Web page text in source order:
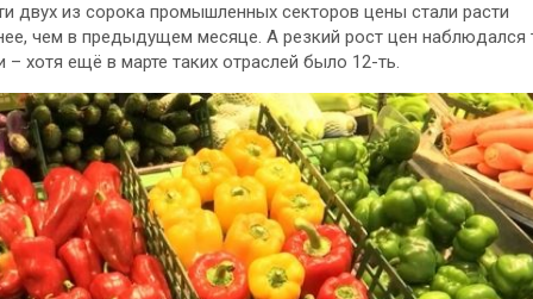
двух из сорока промышленных секторов цены стали расти
чем в предыдущем месяце. А резкий рост цен наблюдался
– хотя ещё в марте таких отраслей было 12-ть.